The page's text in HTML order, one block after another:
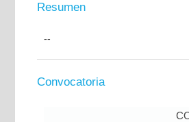
Resumen
--
Convocatoria